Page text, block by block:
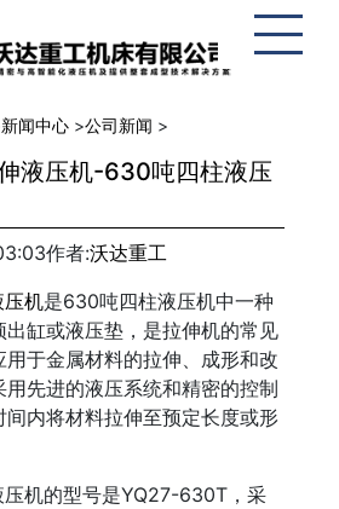
网站地
图
新闻中心 >公司新闻 >
液压机-630吨四柱液压
作者:沃达重工
机是630吨四柱液压机中一种
缸或液压垫，是拉伸机的常见
于金属材料的拉伸、成形和改
先进的液压系统和精密的控制
内将材料拉伸至预定长度或形
机的型号是YQ27-630T，采